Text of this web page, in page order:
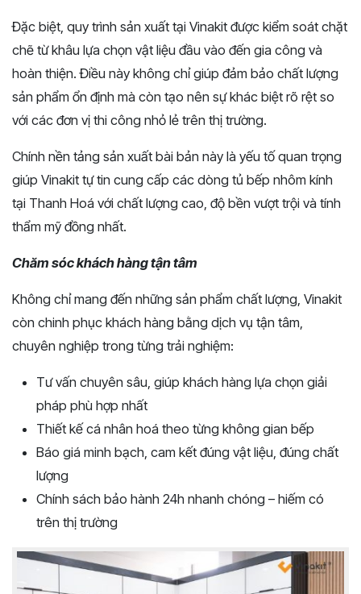
Đặc biệt, quy trình sản xuất tại Vinakit được kiểm soát chặt
chẽ từ khâu lựa chọn vật liệu đầu vào đến gia công và
hoàn thiện. Điều này không chỉ giúp đảm bảo chất lượng
sản phẩm ổn định mà còn tạo nên sự khác biệt rõ rệt so
với các đơn vị thi công nhỏ lẻ trên thị trường.
Chính nền tảng sản xuất bài bản này là yếu tố quan trọng
giúp Vinakit tự tin cung cấp các dòng tủ bếp nhôm kính
tại Thanh Hoá với chất lượng cao, độ bền vượt trội và tính
thẩm mỹ đồng nhất.
Chăm sóc khách hàng tận tâm
Không chỉ mang đến những sản phẩm chất lượng, Vinakit
còn chinh phục khách hàng bằng dịch vụ tận tâm,
chuyên nghiệp trong từng trải nghiệm:
Tư vấn chuyên sâu, giúp khách hàng lựa chọn giải
pháp phù hợp nhất
Thiết kế cá nhân hoá theo từng không gian bếp
Báo giá minh bạch, cam kết đúng vật liệu, đúng chất
lượng
Chính sách bảo hành 24h nhanh chóng – hiếm có
trên thị trường